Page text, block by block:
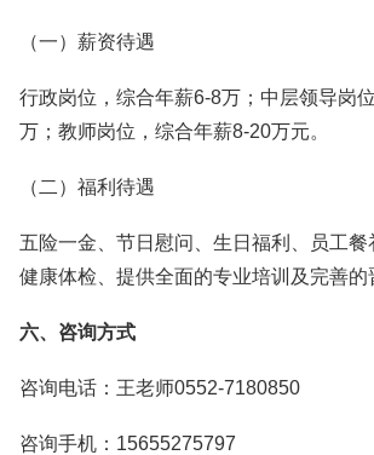
（一）薪资待遇
行政岗位，综合年薪6-8万；中层领导岗
万；教师岗位，综合年薪8-20万元。
（二）福利待遇
五险一金、节日慰问、生日福利、员工餐
健康体检、提供全面的专业培训及完善的
六、咨询方式
咨询电话：王老师0552-7180850
咨询手机：15655275797